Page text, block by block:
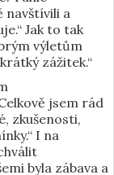
navštívili a
Jak to tak
výletům
zážitek.“
jsem rád
zkušenosti,
I na
byla zábava a